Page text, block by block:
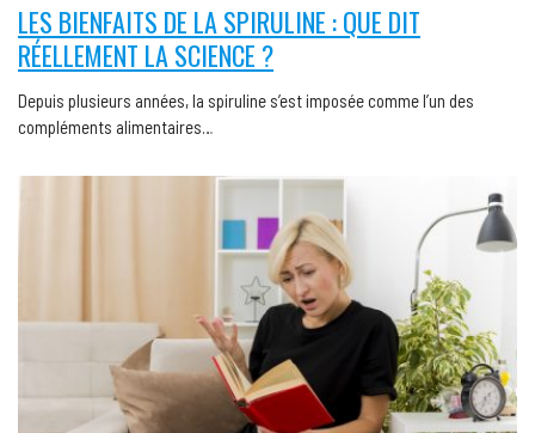
LES BIENFAITS DE LA SPIRULINE : QUE DIT
RÉELLEMENT LA SCIENCE ?
Depuis plusieurs années, la spiruline s’est imposée comme l’un des
compléments alimentaires…